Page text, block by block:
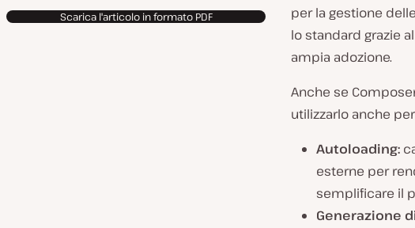
Scarica l'articolo in formato PDF
per la gestione
lo standard grazie
ampia adozione.
Anche se
utilizzarlo anche
Autoloading:
esterne per
semplificare il
Generazione